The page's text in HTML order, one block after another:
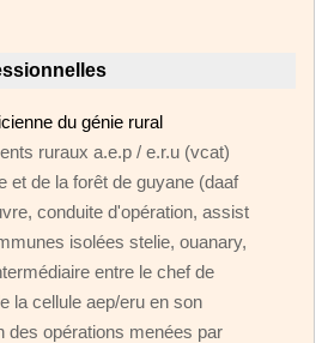
du génie rural
ruraux a.e.p / e.r.u (vcat)
et de la forêt de guyane (daaf
conduite d'opération, assist
isolées stelie, ouanary,
entre le chef de
la cellule aep/eru en son
des opérations menées par